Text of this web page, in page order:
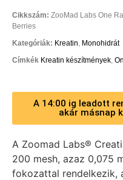
Cikkszám: ZooMad Labs One
Berries
Kategóriák: Kreatin, Monohidrát
Címkék Kreatin készítmények,
A 14:00 ig leadott
akár másnap
A Zoomad Labs®
200 mesh, azaz 0,075
fokozattal rendelkezik,